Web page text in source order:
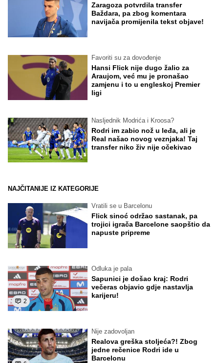
Zaragoza potvrdila transfer
Baždara, pa zbog komentara
navijača promijenila tekst objave!
Favoriti su za dovođenje
Hansi Flick nije dugo žalio za
Araujom, već mu je pronašao
zamjenu i to u engleskoj Premier
ligi
Nasljednik Modrića i Kroosa?
Rodri im zabio nož u leđa, ali je
Real našao novog veznjaka! Taj
transfer niko živ nije očekivao
NAJČITANIJE IZ KATEGORIJE
Vratili se u Barcelonu
Flick sinoć održao sastanak, pa
trojici igrača Barcelone saopštio da
napuste pripreme
2
Odluka je pala
Sapunici je došao kraj: Rodri
večeras objavio gdje nastavlja
karijeru!
Nije zadovoljan
Realova greška stoljeća?! Zbog
jedne rečenice Rodri ide u
Barcelonu